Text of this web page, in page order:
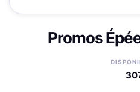
Promos